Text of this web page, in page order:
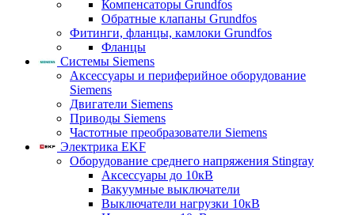
Компенсаторы Grundfos
Обратные клапаны Grundfos
Фитинги, фланцы, камлоки Grundfos
Фланцы
Системы Siemens
Аксессуары и периферийное оборудование
Siemens
Двигатели Siemens
Приводы Siemens
Частотные преобразователи Siemens
Электрика EKF
Оборудование среднего напряжения Stingray
Аксессуары до 10кВ
Вакуумные выключатели
Выключатели нагрузки 10кВ